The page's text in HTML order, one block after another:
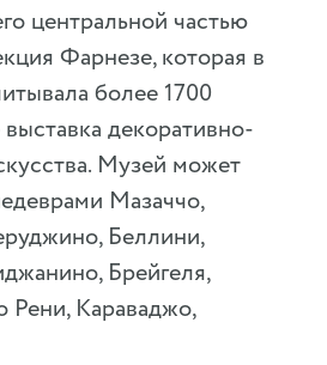
центральной частью
Фарнезе, которая в
более 1700
декоративно-
Музей может
Мазаччо,
Беллини,
Брейгеля,
Рени, Караваджо,